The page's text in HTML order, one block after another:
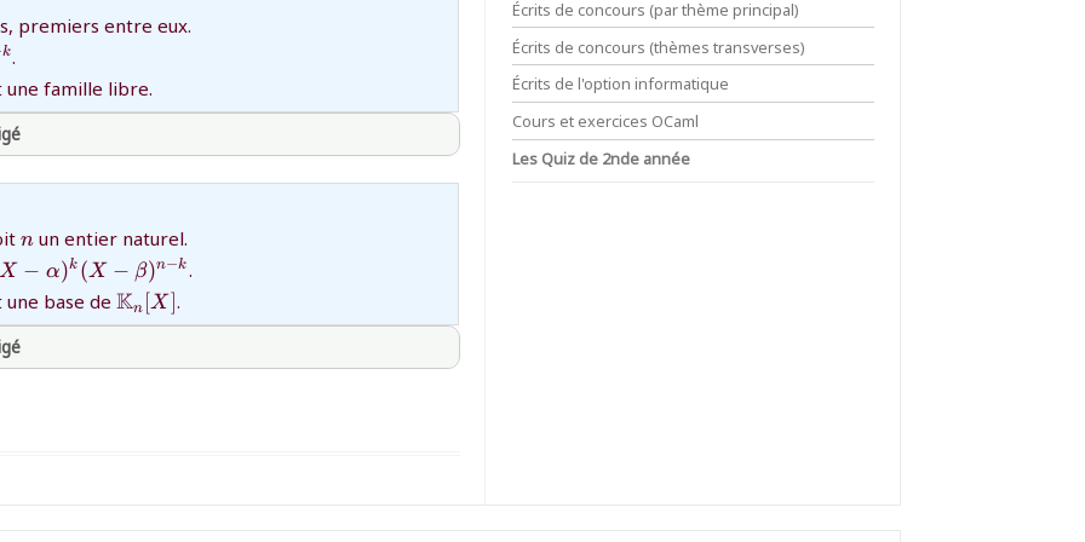
premiers entre eux.
k.
famille libre.
{n}
nun entier naturel.
X − α)k (X − β)n−k.
base de{\mathbb{K}_n[X]}
Kn [X].
Écrits de concours (par thème principal)
Écrits de concours (thèmes transverses)
Écrits de l'option informatique
Cours et exercices OCaml
Les Quiz de 2nde année